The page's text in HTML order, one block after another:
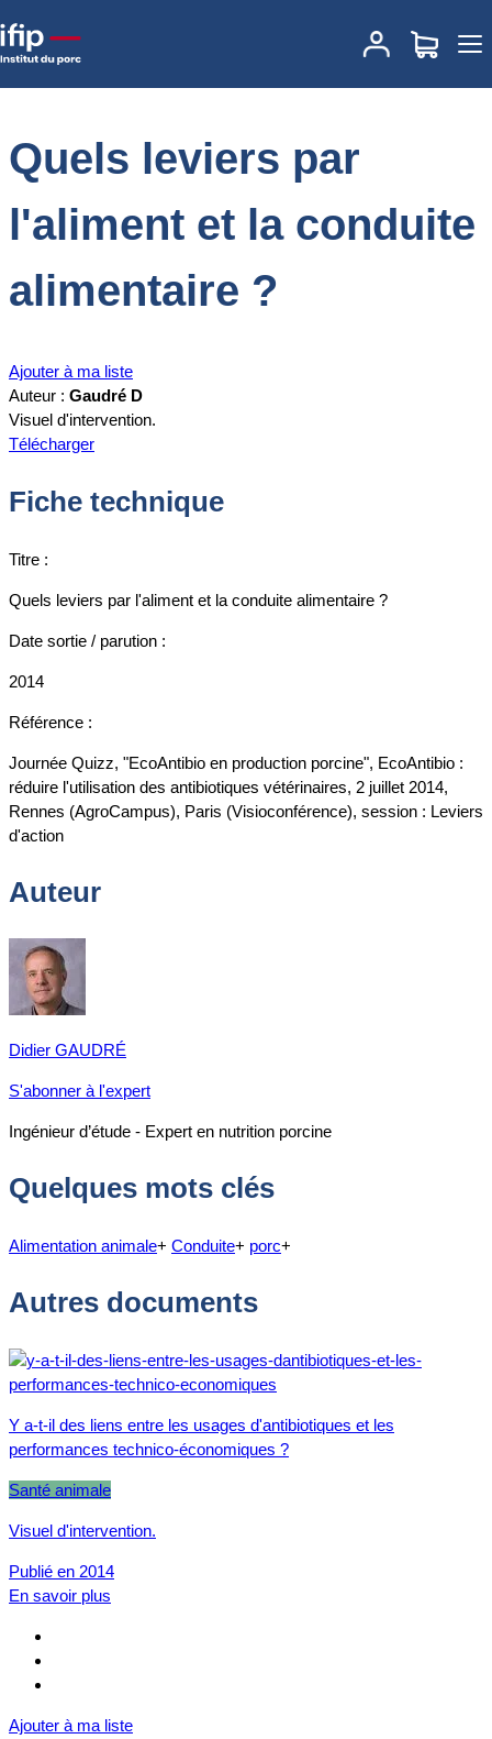
Accueil
Quels leviers par l'aliment et la conduite
alimentaire ?
Quels leviers par
l'aliment et la conduite
alimentaire ?
Ajouter à ma liste
Auteur : Gaudré D
Visuel d'intervention.
Télécharger
Fiche technique
Titre :
Quels leviers par l'aliment et la conduite alimentaire ?
Date sortie / parution :
2014
Référence :
Journée Quizz, "EcoAntibio en production porcine", EcoAntibio :
réduire l'utilisation des antibiotiques vétérinaires, 2 juillet 2014,
Rennes (AgroCampus), Paris (Visioconférence), session : Leviers
d'action
Auteur
Didier GAUDRÉ
S'abonner à l'expert
Ingénieur d’étude - Expert en nutrition porcine
Quelques mots clés
Alimentation animale+ Conduite+ porc+
Autres documents
Y a-t-il des liens entre les usages d'antibiotiques et les
performances technico-économiques ?
Santé animale
Visuel d'intervention.
Publié en 2014
En savoir plus
Ajouter à ma liste